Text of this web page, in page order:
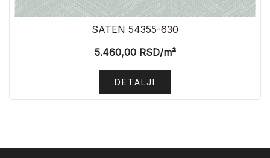
SATEN 54355-630
5.460,00RSD/m²
DETALJI